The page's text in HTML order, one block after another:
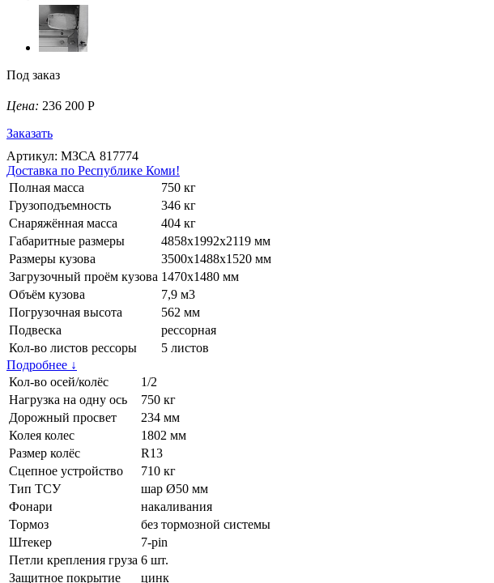
Под заказ
Цена: 236 200 Р
Заказать
Артикул: МЗСА 817774
Доставка по Республике Коми!
Полная масса
750 кг
Грузоподъемность
346 кг
Снаряжённая масса
404 кг
Габаритные размеры
4858х1992х2119 мм
Размеры кузова
3500х1488х1520 мм
Загрузочный проём кузова 1470х1480 мм
Объём кузова
7,9 м3
Погрузочная высота
562 мм
Подвеска
рессорная
Кол-во листов рессоры
5 листов
Подробнее ↓
Кол-во осей/колёс
1/2
Нагрузка на одну ось
750 кг
Дорожный просвет
234 мм
Колея колес
1802 мм
Размер колёс
R13
Сцепное устройство
710 кг
Тип ТСУ
шар Ø50 мм
Фонари
накаливания
Тормоз
без тормозной системы
Штекер
7-pin
Петли крепления груза 6 шт.
Защитное покрытие
цинк